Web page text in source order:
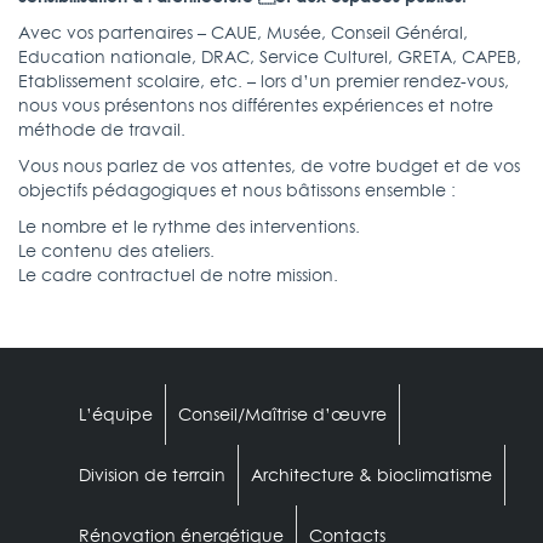
Avec vos partenaires – CAUE, Musée, Conseil Général,
Education nationale, DRAC, Service Culturel, GRETA, CAPEB,
Etablissement scolaire, etc. – lors d’un premier rendez-vous,
nous vous présentons nos différentes expériences et notre
méthode de travail.
Vous nous parlez de vos attentes, de votre budget et de vos
objectifs pédagogiques et nous bâtissons ensemble :
Le nombre et le rythme des interventions.
Le contenu des ateliers.
Le cadre contractuel de notre mission.
L’équipe Conseil/Maîtrise d’œuvre
Division de terrain Architecture & bioclimatisme
Rénovation énergétique Contacts